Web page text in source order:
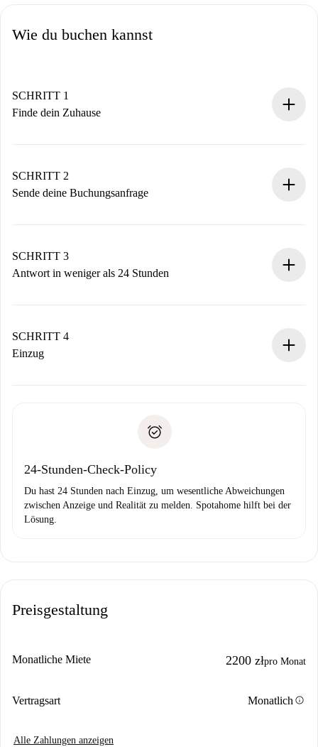
Wie du buchen kannst
SCHRITT 1
Finde dein Zuhause
Du erhältst alle notwendigen Informationen im Voraus.
SCHRITT 2
Sende deine Buchungsanfrage
Denk daran, dass wir dich erst belasten, wenn der
Vermieter zustimmt.
SCHRITT 3
Antwort in weniger als 24 Stunden
stellen den Kontakt her.
Wenn der Vermieter ablehnen muss, entstehen keine
SCHRITT 4
Einzug
24-Stunden-Check-Policy
Du hast 24 Stunden nach Einzug, um wesentliche Abweichungen
zwischen Anzeige und Realität zu melden. Spotahome hilft bei der
Lösung.
Preisgestaltung
Monatliche Miete 2200 złpro Monat
Vertragsart Monatlich info
Alle Zahlungen anzeigen